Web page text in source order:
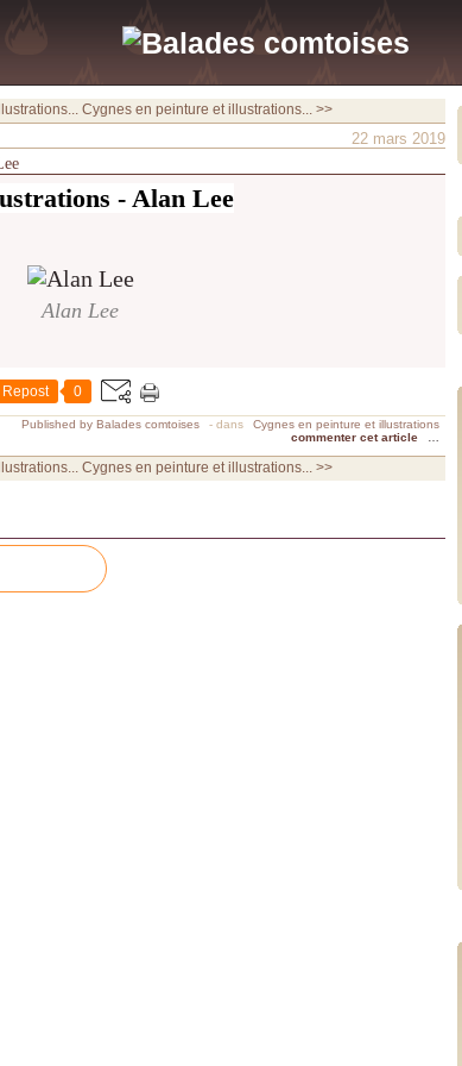
Cygnes en peinture et illustrations... >>
22 mars 2019
- Alan Lee
Alan Lee
Repost 0
Published by Balades comtoises - dans
Cygnes en peinture et illustrations
commenter cet article
Cygnes en peinture et illustrations... >>